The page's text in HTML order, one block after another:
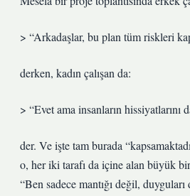
> “Arkadaşlar, bu plan tüm riskleri
derken, kadın çalışan da:
> “Evet ama insanların hissiyatlarını
der. Ve işte tam burada
o, her iki tarafı da içine alan büyük
“Ben sadece mantığı değil, duyguları